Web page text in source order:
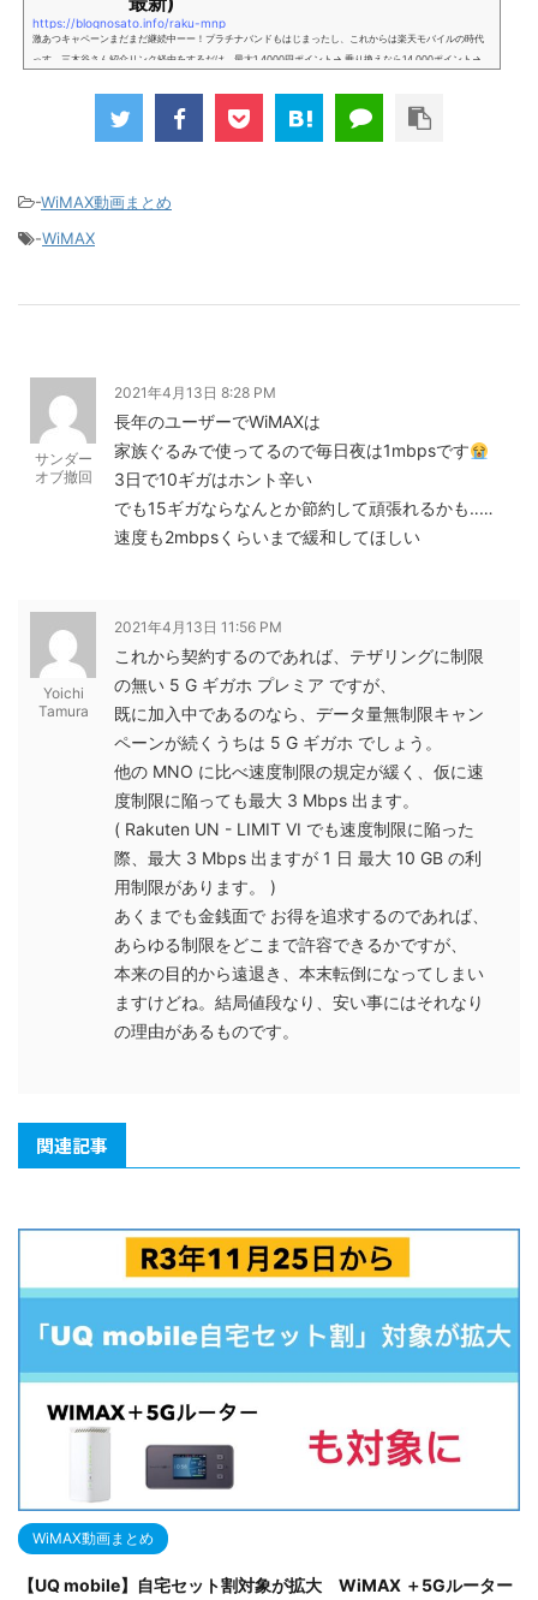
https://blognosato.info/raku-mnp
激あつキャペーンまだまだ継続中ーー！プラチナバンドもはじまったし、これからは楽天モバイルの時代
っす。三木谷さん紹介リンク経由をするだけ。最大1,4000円ポイント→ 乗り換えなら14,000ポイント→
け」とも思えるポイントばら撒きキャンペーンを発動してきました。■キャンペーン概要三木谷社長の特
別招待ページから楽天モバイ...
-WiMAX動画まとめ
-WiMAX
サンダー
オブ撤回
2021年4月13日 8:28 PM
長年のユーザーでWiMAXは
家族ぐるみで使ってるので毎日夜は1mbpsです
3日で10ギガはホント辛い
でも15ギガならなんとか節約して頑張れるかも‥…
速度も2mbpsくらいまで緩和してほしい
Yoichi
Tamura
2021年4月13日 11:56 PM
これから契約するのであれば、テザリングに制限
の無い 5 G ギガホ プレミア ですが、
既に加入中であるのなら、データ量無制限キャン
ペーンが続くうちは 5 G ギガホ でしょう。
他の MNO に比べ速度制限の規定が緩く、仮に速
度制限に陥っても最大 3 Mbps 出ます。
( Rakuten UN - LIMIT VI でも速度制限に陥った
際、最大 3 Mbps 出ますが 1 日 最大 10 GB の利
用制限があります。 )
あくまでも金銭面で お得を追求するのであれば、
あらゆる制限をどこまで許容できるかですが、
本来の目的から遠退き、本末転倒になってしまい
ますけどね。結局値段なり、安い事にはそれなり
の理由があるものです。
関連記事
WiMAX動画まとめ
【UQ mobile】自宅セット割対象が拡大 WiMAX ＋5Gルーター